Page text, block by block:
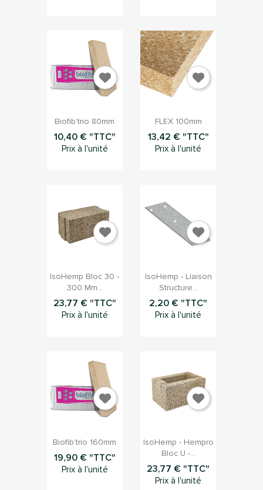
Aperçu rapide
Biofib’trio 80mm
10,40 € "TTC"
Prix à l'unité
Aperçu rapide
FLEX 100mm
13,42 € "TTC"
Prix à l'unité
Aperçu rapide
IsoHemp Bloc 30 -
300 Mm...
23,77 € "TTC"
Prix à l'unité
Aperçu rapide
IsoHemp - Liaison
Structure...
2,20 € "TTC"
Prix à l'unité
Aperçu rapide
Biofib’trio 160mm
19,90 € "TTC"
Prix à l'unité
Aperçu rapide
IsoHemp - Hempro
Bloc U -...
23,77 € "TTC"
Prix à l'unité